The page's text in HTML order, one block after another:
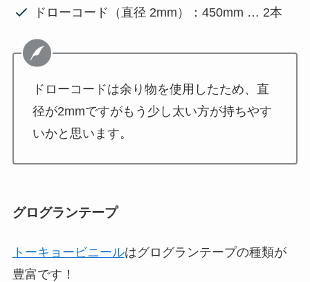
ドローコード（直径 2mm）：450mm … 2本
ドローコードは余り物を使用したため、直
径が2mmですがもう少し太い方が持ちやす
いかと思います。
グログランテープ
トーキョービニールはグログランテープの種類が
豊富です！